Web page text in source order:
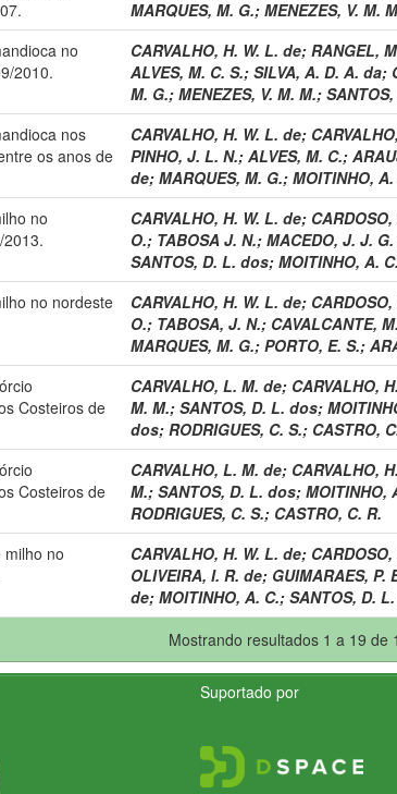
MARQUES, M. G.; MENEZES, V. M.
no
2010.
CARVALHO, H. W. L. de; RANGEL,
ALVES, M. C. S.; SILVA, A. D. A. da;
M. G.; MENEZES, V. M. M.;
nos
os anos de
CARVALHO, H. W. L. de;
PINHO, J. L. N.; ALVES, M. C.;
de; MARQUES, M. G.; MOITINHO, A.
no
CARVALHO, H. W. L. de;
O.; TABOSA J. N.; MACEDO, J. J.
SANTOS, D. L. dos; MOITINHO, A. C.
no nordeste
CARVALHO, H. W. L. de;
O.; TABOSA, J. N.; CAVALCANTE,
MARQUES, M. G.; PORTO, E. S.;
Costeiros de
CARVALHO, L. M. de; CARVALHO,
M. M.; SANTOS, D. L. dos;
dos; RODRIGUES, C. S.; CASTRO,
Costeiros de
CARVALHO, L. M. de; CARVALHO,
M.; SANTOS, D. L. dos; MOITINHO,
RODRIGUES, C. S.; CASTRO, C. R.
milho no
CARVALHO, H. W. L. de;
OLIVEIRA, I. R. de; GUIMARAES, P.
de; MOITINHO, A. C.; SANTOS, D.
Mostrando resultados 1 a 19 de
Suportado por